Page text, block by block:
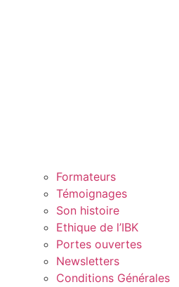
Formateurs
Témoignages
Son histoire
Ethique de l’IBK
Portes ouvertes
Newsletters
Conditions Générales